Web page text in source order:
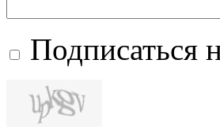
Подписаться